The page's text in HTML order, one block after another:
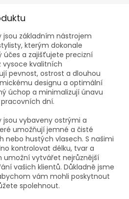
jsou základním nástrojem
kterým dokonale
účes a zajišťujete precizní
vysoce kvalitních
pevnost, ostrost a dlouhou
designu a optimální
úchop a minimalizují únavu
dní.
jsou vybaveny ostrými a
umožňují jemné a čisté
nebo hustých vlasech. S našimi
kontrolovat délku, tvar a
umožní vytvářet nejrůznější
vašich klientů. Důkladně jsme
vám mohli poskytnout
spolehnout.